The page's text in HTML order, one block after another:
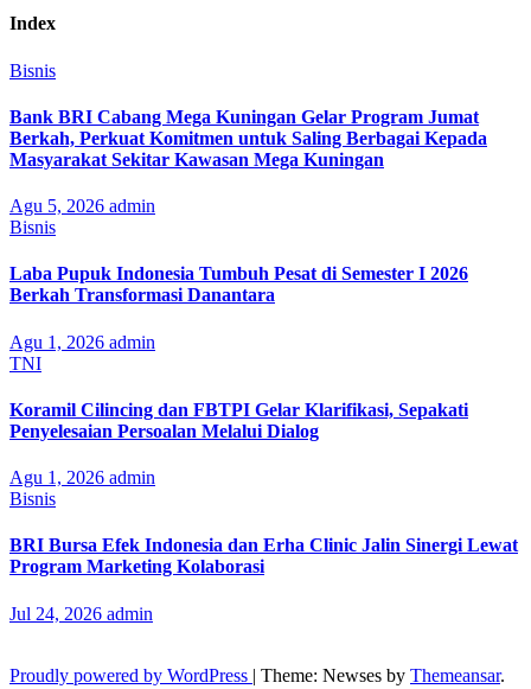
Index
Bisnis
Bank BRI Cabang Mega Kuningan Gelar Program Jumat
Berkah, Perkuat Komitmen untuk Saling Berbagai Kepada
Masyarakat Sekitar Kawasan Mega Kuningan
Agu 5, 2026 admin
Bisnis
Laba Pupuk Indonesia Tumbuh Pesat di Semester I 2026
Berkah Transformasi Danantara
Agu 1, 2026 admin
TNI
Koramil Cilincing dan FBTPI Gelar Klarifikasi, Sepakati
Penyelesaian Persoalan Melalui Dialog
Agu 1, 2026 admin
Bisnis
BRI Bursa Efek Indonesia dan Erha Clinic Jalin Sinergi Lewat
Program Marketing Kolaborasi
Jul 24, 2026 admin
Proudly powered by WordPress | Theme: Newses by Themeansar.